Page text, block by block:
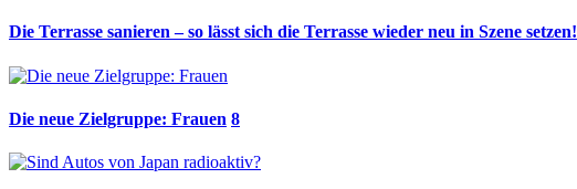
Die Terrasse sanieren – so lässt sich die Terrasse wieder neu in Szene setzen!
Die neue Zielgruppe: Frauen 8